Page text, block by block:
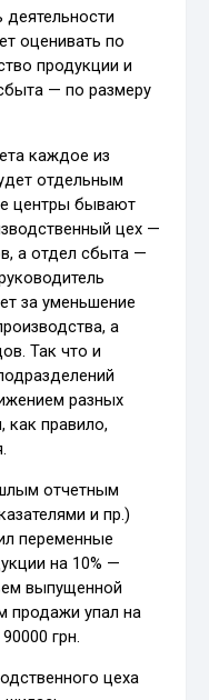
оценивать по
продукции и
— по размеру
каждое из
отдельным
центры бывают
цех —
а отдел сбыта —
за уменьшение
а
Так что и
разных
как правило,
отчетным
и пр.)
переменные
на 10% —
выпущенной
продажи упал на
грн.
цеха